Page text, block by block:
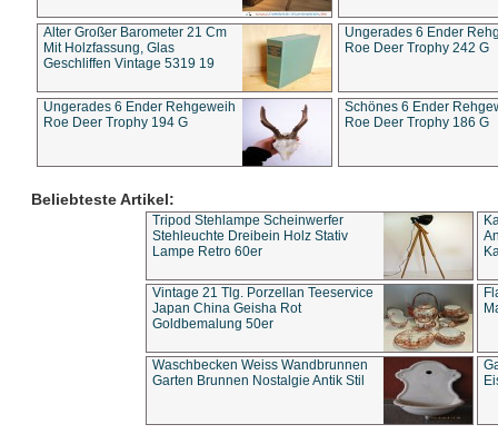
Alter Großer Barometer 21 Cm
Mit Holzfassung, Glas
Geschliffen Vintage 5319 19
Ungerades 6 Ender
Roe Deer Trophy 242 G
Ungerades 6 Ender Rehgeweih
Roe Deer Trophy 194 G
Schönes 6 Ender
Roe Deer Trophy 186 G
Beliebteste Artikel:
Tripod Stehlampe Scheinwerfer
Stehleuchte Dreibein Holz Stativ
Lampe Retro 60er
Vintage 21 Tlg. Porzellan Teeservice
Japan China Geisha Rot
Goldbemalung 50er
Waschbecken Weiss Wandbrunnen
Garten Brunnen Nostalgie Antik Stil